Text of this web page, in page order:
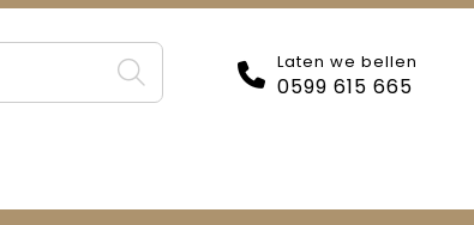
Laten we bellen
0599 615 665